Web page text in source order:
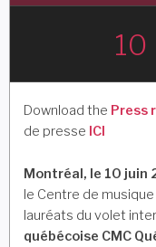
10
Download the Press
de presse ICI
Montréal, le 10 juin
le Centre de
lauréats du volet
québécoise CMC